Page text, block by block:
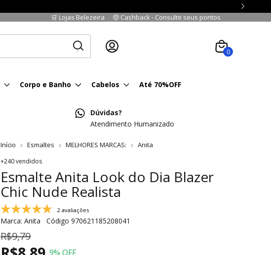
🛒 Lojas Belezeira 🤑 Cashback - Consulte seus pontos
0
Corpo e Banho Cabelos Até 70%OFF
Dúvidas?
Atendimento Humanizado
Início Esmaltes MELHORES MARCAS: Anita
+240 vendidos
Esmalte Anita Look do Dia Blazer
Chic Nude Realista
2 avaliações
Marca: Anita Código 970621185208041
R$9,79
9% OFF